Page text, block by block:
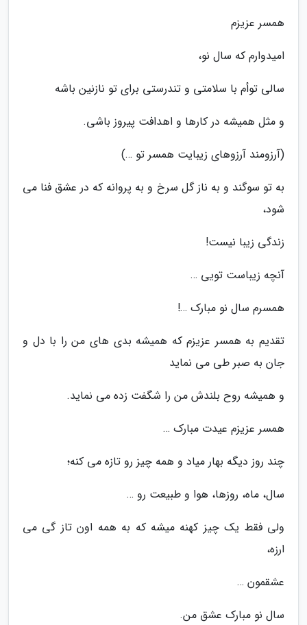
همسر عزیزم
امیدوارم که سال نو،
سالی توأم با سلامتی و تندرستی برای تو نازنین باشه
و مثل همیشه در کارها و اهدافت پیروز باشی.
(آرزومند آرزوهای زیبایت همسر تو …)
به تو سوگند و به ناز گل سرخ و به پروانه که در عشق فنا می
شود،
زندگی زیبا نیست!
آنچه زیباست تویی …
همسرم سال نو مبارک …!
تقدیم به همسر عزیزم که همیشه بدی های من را با دل و
جان به صبر طی می نماید
و همیشه روح بلندش من را شگفت زده می نماید.
همسر عزیزم عیدت مبارک …
چند روز دیگه بهار میاد و همه چیز رو تازه می کنه؛
سال، ماه، روزها، هوا و طبیعت رو …
ولی فقط یک چیز کهنه میشه که به همه اون تاز گی می
ارزه،
عشقمون …
سال نو مبارک عشق من.